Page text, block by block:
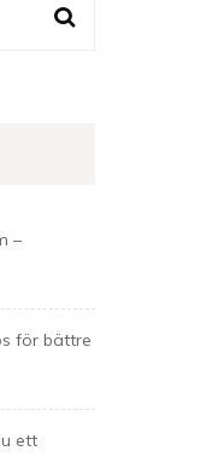
–
för bättre
ett